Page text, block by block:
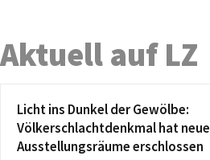
Aktuell auf LZ
Licht ins Dunkel der Gewölbe:
Völkerschlachtdenkmal hat neue
Ausstellungsräume erschlossen